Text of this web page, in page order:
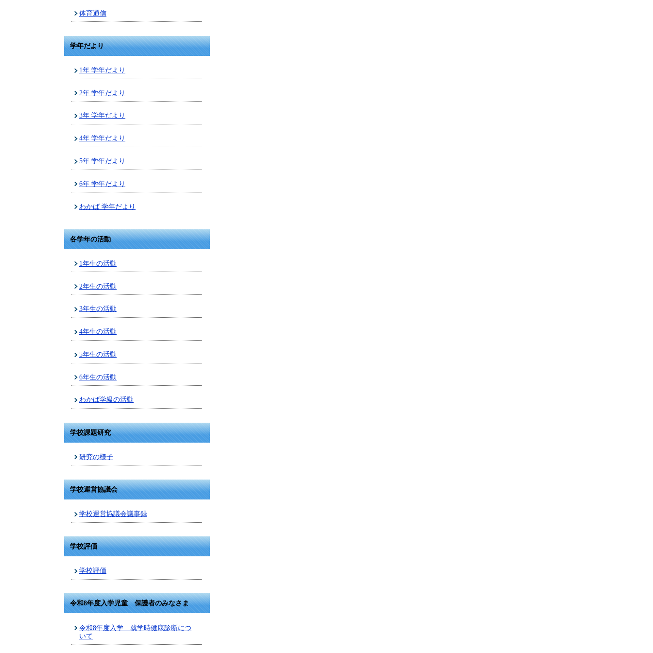
体育通信
学年だより
1年 学年だより
2年 学年だより
3年 学年だより
4年 学年だより
5年 学年だより
6年 学年だより
わかば 学年だより
各学年の活動
1年生の活動
2年生の活動
3年生の活動
4年生の活動
5年生の活動
6年生の活動
わかば学級の活動
学校課題研究
研究の様子
学校運営協議会
学校運営協議会議事録
学校評価
学校評価
令和8年度入学児童 保護者のみなさま
令和8年度入学 就学時健康診断につ
いて